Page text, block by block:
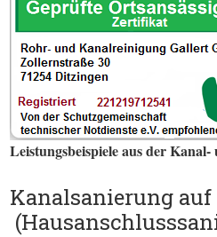
Leistungsbeispiele aus der
Kanalsanierung